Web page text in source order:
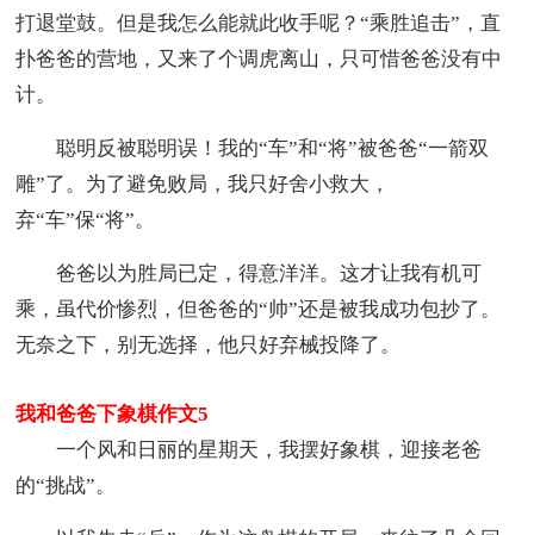
打退堂鼓。但是我怎么能就此收手呢？“乘胜追击”，直
扑爸爸的营地，又来了个调虎离山，只可惜爸爸没有中
计。
聪明反被聪明误！我的“车”和“将”被爸爸“一箭双
雕”了。为了避免败局，我只好舍小救大，
弃“车”保“将”。
爸爸以为胜局已定，得意洋洋。这才让我有机可
乘，虽代价惨烈，但爸爸的“帅”还是被我成功包抄了。
无奈之下，别无选择，他只好弃械投降了。
我和爸爸下象棋作文5
一个风和日丽的星期天，我摆好象棋，迎接老爸
的“挑战”。